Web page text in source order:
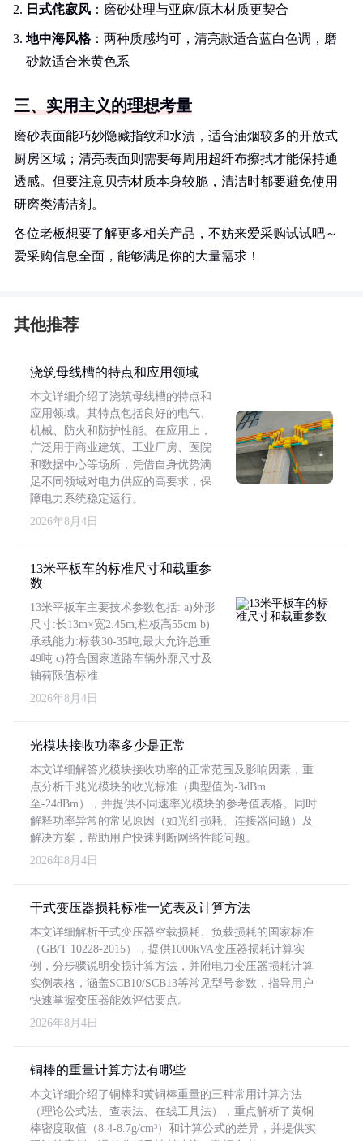
日式侘寂风 ：磨砂处理与亚麻/原木材质更契合
地中海风格：两种质感均可，清亮款适合蓝白色调，磨
砂款适合米黄色系
三、实用主义的理想考量
磨砂表面能巧妙隐藏指纹和水渍，适合油烟较多的开放式
厨房区域；清亮表面则需要每周用超纤布擦拭才能保持通
透感。但要注意贝壳材质本身较脆，清洁时都要避免使用
研磨类清洁剂。
各位老板想要了解更多相关产品，不妨来爱采购试试吧～
爱采购信息全面，能够满足你的大量需求！
其他推荐
浇筑母线槽的特点和应用领域
本文详细介绍了浇筑母线槽的特点和
应用领域。其特点包括良好的电气、
机械、防火和防护性能。在应用上，
广泛用于商业建筑、工业厂房、医院
和数据中心等场所，凭借自身优势满
足不同领域对电力供应的高要求，保
障电力系统稳定运行。
2026年8月4日
13米平板车的标准尺寸和载重参
数
13米平板车主要技术参数包括: a)外形
尺寸:长13m×宽2.45m,栏板高55cm b)
承载能力:标载30-35吨,最大允许总重
49吨 c)符合国家道路车辆外廓尺寸及
轴荷限值标准
2026年8月4日
光模块接收功率多少是正常
本文详细解答光模块接收功率的正常范围及影响因素，重
点分析千兆光模块的收光标准（典型值为-3dBm
至-24dBm），并提供不同速率光模块的参考值表格。同时
解释功率异常的常见原因（如光纤损耗、连接器问题）及
解决方案，帮助用户快速判断网络性能问题。
2026年8月4日
干式变压器损耗标准一览表及计算方法
本文详细解析干式变压器空载损耗、负载损耗的国家标准
（GB/T 10228-2015），提供1000kVA变压器损耗计算实
例，分步骤说明变损计算方法，并附电力变压器损耗计算
实例表格，涵盖SCB10/SCB13等常见型号参数，指导用户
快速掌握变压器能效评估要点。
2026年8月4日
铜棒的重量计算方法有哪些
本文详细介绍了铜棒和黄铜棒重量的三种常用计算方法
（理论公式法、查表法、在线工具法），重点解析了黄铜
棒密度取值（8.4-8.7g/cm³）和计算公式的差异，并提供实